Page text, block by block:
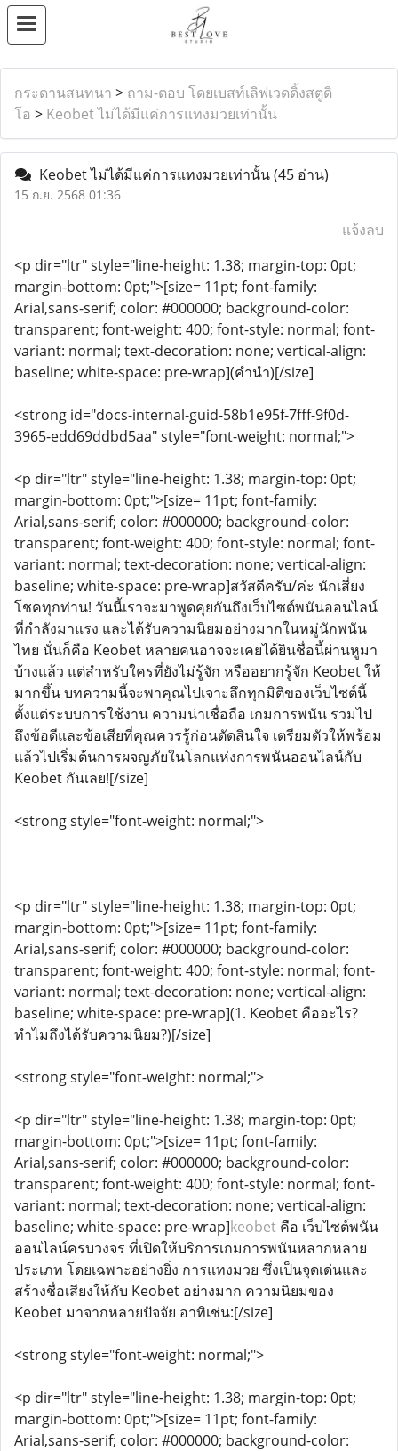
กระดานสนทนา > ถาม-ตอบ โดยเบสท์เลิฟเวดดิ้งสตูดิ
โอ > Keobet ไม่ได้มีแค่การแทงมวยเท่านั้น
Keobet ไม่ได้มีแค่การแทงมวยเท่านั้น(45 อ่าน)
15 ก.ย. 2568 01:36
แจ้งลบ
<p dir="ltr" style="line-height: 1.38; margin-top: 0pt;
margin-bottom: 0pt;">[size= 11pt; font-family:
Arial,sans-serif; color: #000000; background-color:
transparent; font-weight: 400; font-style: normal; font-
variant: normal; text-decoration: none; vertical-align:
baseline; white-space: pre-wrap](คำนำ)[/size]
<strong id="docs-internal-guid-58b1e95f-7fff-9f0d-
3965-edd69ddbd5aa" style="font-weight: normal;">
<p dir="ltr" style="line-height: 1.38; margin-top: 0pt;
margin-bottom: 0pt;">[size= 11pt; font-family:
Arial,sans-serif; color: #000000; background-color:
transparent; font-weight: 400; font-style: normal; font-
variant: normal; text-decoration: none; vertical-align:
baseline; white-space: pre-wrap]สวัสดีครับ/ค่ะ นักเสี่ยง
โชคทุกท่าน! วันนี้เราจะมาพูดคุยกันถึงเว็บไซต์พนันออนไลน์
ที่กำลังมาแรง และได้รับความนิยมอย่างมากในหมู่นักพนัน
ไทย นั่นก็คือ Keobet หลายคนอาจจะเคยได้ยินชื่อนี้ผ่านหูมา
บ้างแล้ว แต่สำหรับใครที่ยังไม่รู้จัก หรืออยากรู้จัก Keobet ให้
มากขึ้น บทความนี้จะพาคุณไปเจาะลึกทุกมิติของเว็บไซต์นี้
ตั้งแต่ระบบการใช้งาน ความน่าเชื่อถือ เกมการพนัน รวมไป
ถึงข้อดีและข้อเสียที่คุณควรรู้ก่อนตัดสินใจ เตรียมตัวให้พร้อม
แล้วไปเริ่มต้นการผจญภัยในโลกแห่งการพนันออนไลน์กับ
Keobet กันเลย![/size]
<strong style="font-weight: normal;">
<p dir="ltr" style="line-height: 1.38; margin-top: 0pt;
margin-bottom: 0pt;">[size= 11pt; font-family:
Arial,sans-serif; color: #000000; background-color:
transparent; font-weight: 400; font-style: normal; font-
variant: normal; text-decoration: none; vertical-align:
baseline; white-space: pre-wrap](1. Keobet คืออะไร?
ทำไมถึงได้รับความนิยม?)[/size]
<strong style="font-weight: normal;">
<p dir="ltr" style="line-height: 1.38; margin-top: 0pt;
margin-bottom: 0pt;">[size= 11pt; font-family:
Arial,sans-serif; color: #000000; background-color:
transparent; font-weight: 400; font-style: normal; font-
variant: normal; text-decoration: none; vertical-align:
baseline; white-space: pre-wrap]keobet คือ เว็บไซต์พนัน
ออนไลน์ครบวงจร ที่เปิดให้บริการเกมการพนันหลากหลาย
ประเภท โดยเฉพาะอย่างยิ่ง การแทงมวย ซึ่งเป็นจุดเด่นและ
สร้างชื่อเสียงให้กับ Keobet อย่างมาก ความนิยมของ
Keobet มาจากหลายปัจจัย อาทิเช่น:[/size]
<strong style="font-weight: normal;">
<p dir="ltr" style="line-height: 1.38; margin-top: 0pt;
margin-bottom: 0pt;">[size= 11pt; font-family:
Arial,sans-serif; color: #000000; background-color: